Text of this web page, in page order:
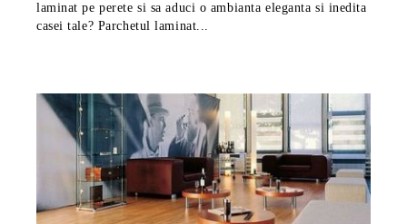
laminat pe perete si sa aduci o ambianta eleganta si inedita
casei tale? Parchetul laminat...